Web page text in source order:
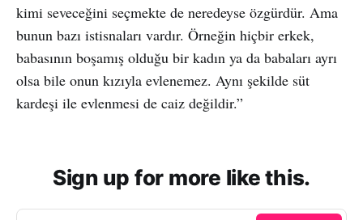
kimi seveceğini seçmekte de neredeyse özgürdür. Ama
bunun bazı istisnaları vardır. Örneğin hiçbir erkek,
babasının boşamış olduğu bir kadın ya da babaları ayrı
olsa bile onun kızıyla evlenemez. Aynı şekilde süt
kardeşi ile evlenmesi de caiz değildir.”
Sign up for more like this.